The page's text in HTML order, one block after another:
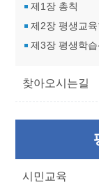
제1장 총칙
제2장 평생교육
제3장 평생학습
찾아오시는길
시민교육